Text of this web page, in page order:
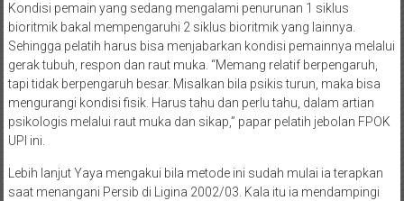
Kondisi pemain yang sedang mengalami penurunan 1 siklus
bioritmik bakal mempengaruhi 2 siklus bioritmik yang lainnya.
Sehingga pelatih harus bisa menjabarkan kondisi pemainnya melalui
gerak tubuh, respon dan raut muka. “Memang relatif berpengaruh,
tapi tidak berpengaruh besar. Misalkan bila psikis turun, maka bisa
mengurangi kondisi fisik. Harus tahu dan perlu tahu, dalam artian
psikologis melalui raut muka dan sikap,” papar pelatih jebolan FPOK
UPI ini.
Lebih lanjut Yaya mengakui bila metode ini sudah mulai ia terapkan
saat menangani Persib di Ligina 2002/03. Kala itu ia mendampingi